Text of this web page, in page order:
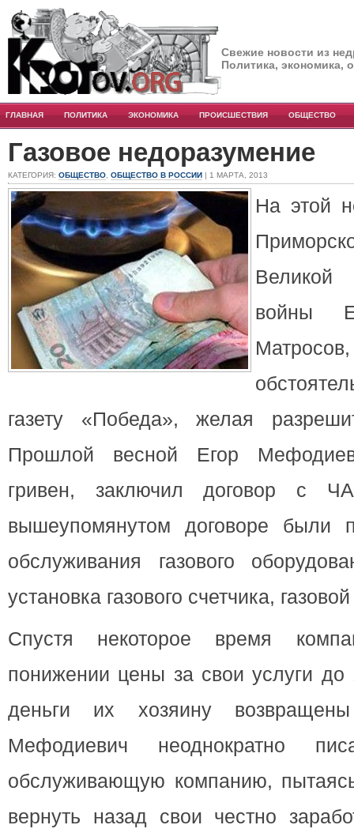
Свежие новости из
Политика, экономика,
ГЛАВНАЯ ПОЛИТИКА ЭКОНОМИКА ПРОИСШЕСТВИЯ ОБЩЕСТВО
Газовое недоразумение
КАТЕГОРИЯ: ОБЩЕСТВО ОБЩЕСТВО В РОССИИ | 1 МАРТА, 2013
На этой
войны
газету «Победа», желая
Прошлой весной Егор
гривен, заключил договор с
вышеупомянутом договоре были
обслуживания газового
установка газового счетчика,
Спустя некоторое время
понижении цены за свои услуги до
деньги их хозяину
Мефодиевич неоднократно
обслуживающую компанию,
вернуть назад свои честно